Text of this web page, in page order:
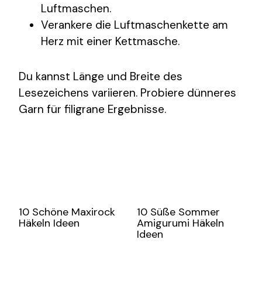
Luftmaschen.
Verankere die Luftmaschenkette am
Herz mit einer Kettmasche.
Du kannst Länge und Breite des
Lesezeichens variieren. Probiere dünneres
Garn für filigrane Ergebnisse.
10 Schöne Maxirock
Häkeln Ideen
10 Süße Sommer
Amigurumi Häkeln
Ideen